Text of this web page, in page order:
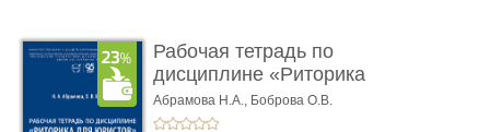
Рабочая тетрадь по
дисциплине «Риторика
для ю� ...
Абрамова Н.А., Боброва О.В.